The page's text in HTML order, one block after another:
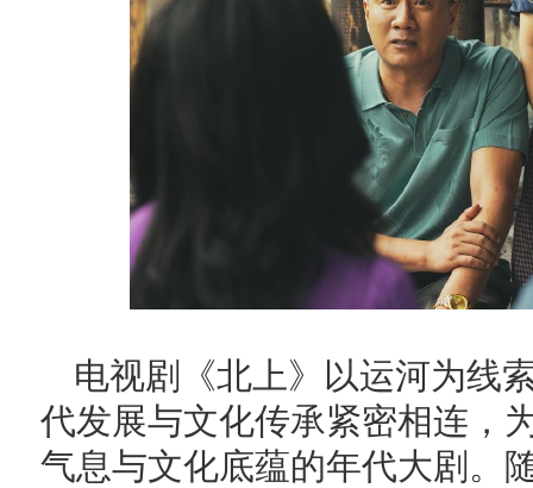
电视剧《北上》以运河为线
代发展与文化传承紧密相连，
气息与文化底蕴的年代大剧。